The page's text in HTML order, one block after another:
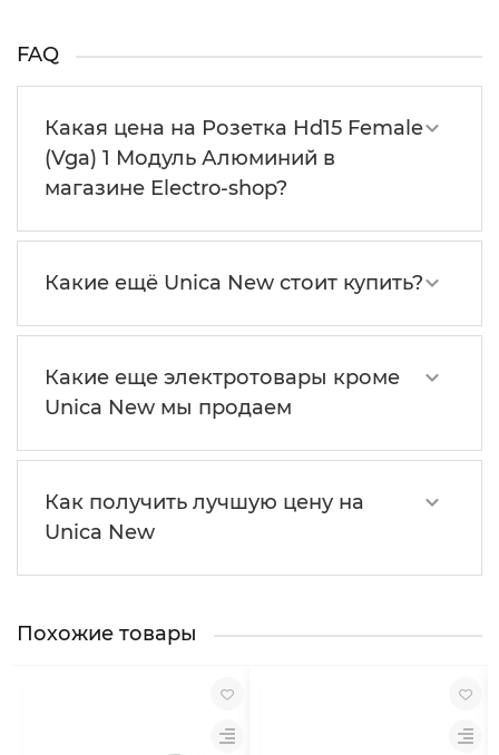
FAQ
Какая цена на Розетка Hd15 Female
(Vga) 1 Модуль Алюминий в
магазине Electro-shop?
Какие ещё Unica New стоит купить?
Какие еще электротовары кроме
Unica New мы продаем
Как получить лучшую цену на
Unica New
Похожие товары